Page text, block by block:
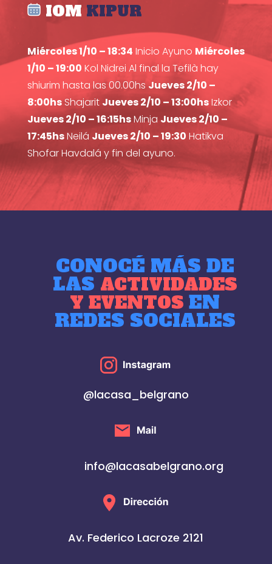
IOM KIPUR
Miércoles 1/10 – 18:34 Inicio Ayuno Miércoles
1/10 – 19:00 Kol Nidrei Al final la Tefilà hay
shiurim hasta las 00.00hsJueves 2/10 –
8:00hsShajarit Jueves 2/10 – 13:00hsIzkor
Jueves 2/10 – 16:15hsMinja Jueves 2/10 –
17:45hsNeilá Jueves 2/10 – 19:30 Hatikva
Shofar Havdalá y fin del ayuno.
CONOCÉ MÁS DE
LAS ACTIVIDADES
Y EVENTOSEN
REDES SOCIALES
@lacasa_belgrano
info@lacasabelgrano.org
Av. Federico Lacroze 2121